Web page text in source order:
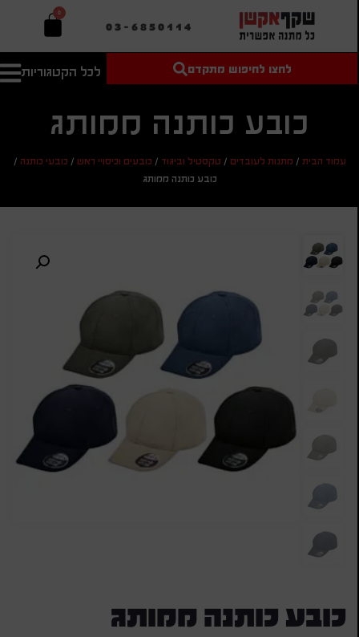
03-6850114
0
לכל הקטגוריות
טקסט חופשי
מחיר מיני'
חיפוש
אישית
לחצו לחיפוש מתקדם
כובע כותנה ממותג
עמוד הבית/ מתנות לעובדים/ טקסטיל וביגוד/ כובעים וכיסויי ראש/ כובעי כותנה/
כובע כותנה ממותג
כובע כותנה ממותג